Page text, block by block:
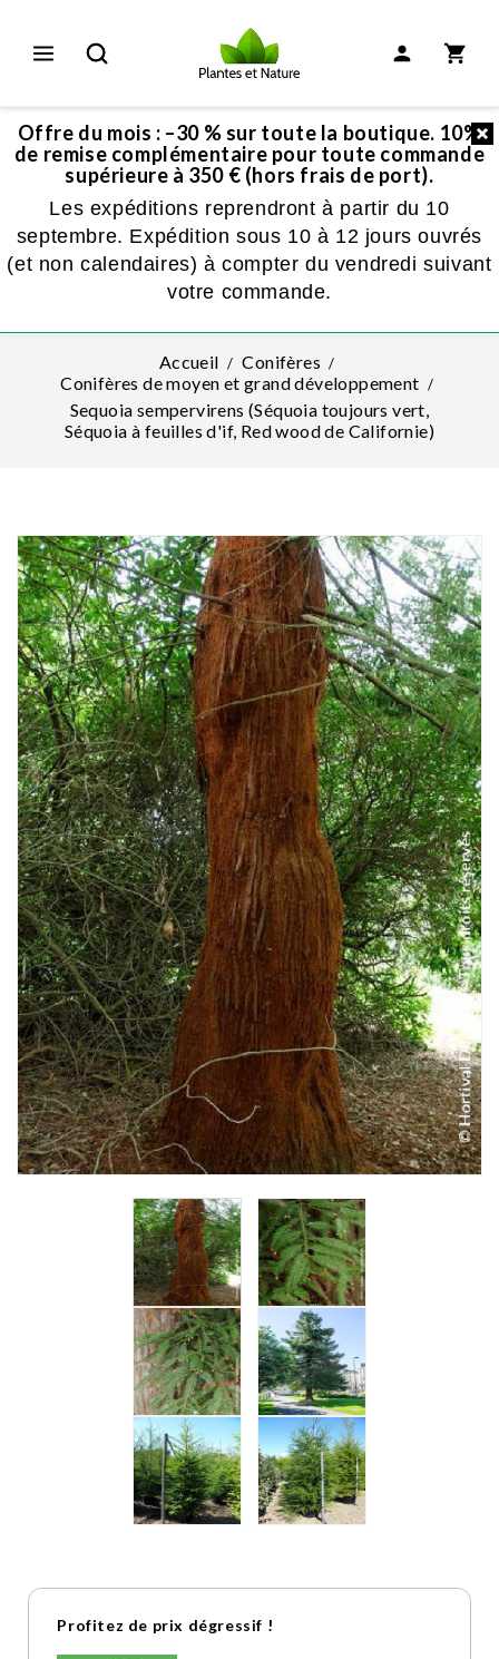
Offre du mois : –30 % sur toute la boutique. 10%
de remise complémentaire pour toute commande
supérieure à 350 € (hors frais de port).
Les expéditions reprendront à partir du 10
septembre. Expédition sous 10 à 12 jours ouvrés
(et non calendaires) à compter du vendredi suivant
votre commande.
Accueil
Conifères
Conifères de moyen et grand développement
Sequoia sempervirens (Séquoia toujours vert,
Séquoia à feuilles d'if, Red wood de Californie)
Profitez de prix dégressif !